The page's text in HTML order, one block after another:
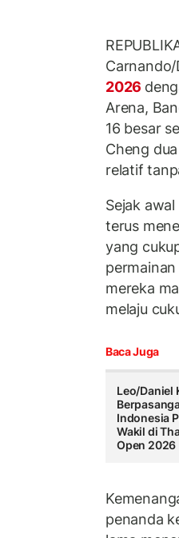
2026
Arena,
16 besar
Cheng
relatif
Sejak
terus
yang
mereka
melaju
Baca Juga
Leo/Daniel
Indonesia
Wakil di
Open 2026
penanda